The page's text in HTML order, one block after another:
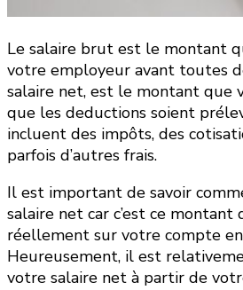
Le salaire brut est le montant
votre employeur avant toutes
salaire net, est le montant que
que les deductions soient
incluent des impôts, des
parfois d’autres frais.
Il est important de savoir
salaire net car c’est ce montant
réellement sur votre compte
Heureusement, il est
votre salaire net à partir de